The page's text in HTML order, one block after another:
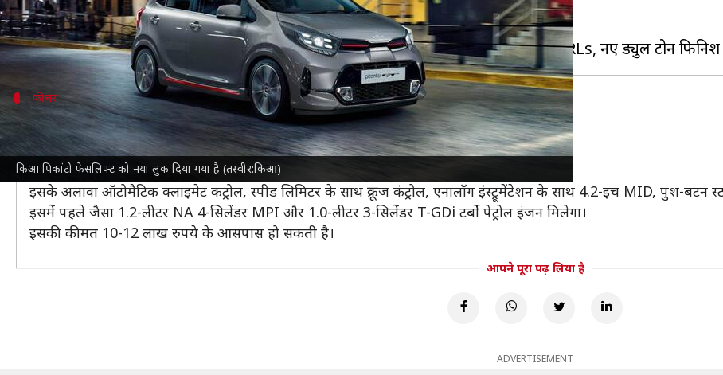
किआ पिकांटो फेसलिफ्ट को नया लुक दिया गया है (तस्वीर:किआ)
हाल ही में इसे स्पॉट किया गया है। तस्वीरों में इसके डिजाइन और अन्य फीचर्स का पता चला है।
इसका डिजाइनकिआ EV9से प्रेरित है, जिसके फ्रंट फेसिया में बड़ा बदलाव किया गया है।
फीचर
नई पिकांटो में मिलेंगे ये फीचर
किआ पिकांटो फेसलिफ्ट के इंटीरियर में ज्यादा बदलाव मिलने की संभावना कम है।
केबिन में फ्री-स्टैंडिंग 8-इंच टचस्क्रीन इंफोटेनमेंट स्क्रीन, ऑल-ब्लैक डैशबोर्ड, लेदर स्टीयरिंग व्हील मिलेगा।
इसके अलावा ऑटोमैटिक क्लाइमेट कंट्रोल, स्पीड लिमिटर के साथ क्रूज कंट्रोल, एनालॉग इंस्ट्रूमेंटेशन के साथ 4.2-इंच MID, पुश-बटन
इसमें पहले जैसा 1.2-लीटर NA 4-सिलेंडर MPI और 1.0-लीटर 3-सिलेंडर T-GDi टर्बो पेट्रोल इंजन मिलेगा।
इसकी कीमत 10-12 लाख रुपये के आसपास हो सकती है।
आपने पूरा पढ़ लिया है
ADVERTISEMENT